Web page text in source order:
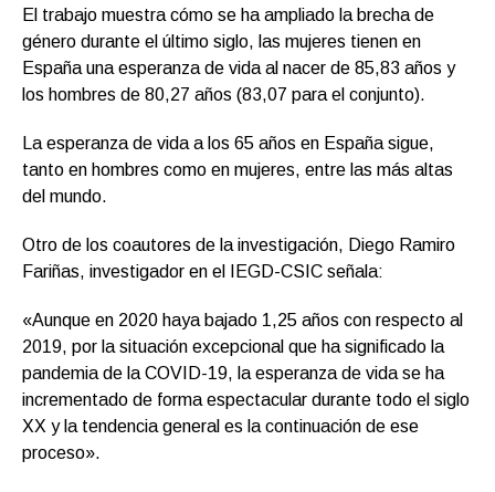
El trabajo muestra cómo se ha ampliado la brecha de
género durante el último siglo, las mujeres tienen en
España una esperanza de vida al nacer de 85,83 años y
los hombres de 80,27 años (83,07 para el conjunto).
La esperanza de vida a los 65 años en España sigue,
tanto en hombres como en mujeres, entre las más altas
del mundo.
Otro de los coautores de la investigación, Diego Ramiro
Fariñas, investigador en el IEGD-CSIC señala:
«Aunque en 2020 haya bajado 1,25 años con respecto al
2019, por la situación excepcional que ha significado la
pandemia de la COVID-19, la esperanza de vida se ha
incrementado de forma espectacular durante todo el siglo
XX y la tendencia general es la continuación de ese
proceso».